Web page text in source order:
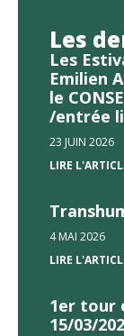
Les
Les
Emilien
le
/entrée
23 JUIN 2026
LIRE
4 MAI 2026
LIRE
1er tour
15/03/